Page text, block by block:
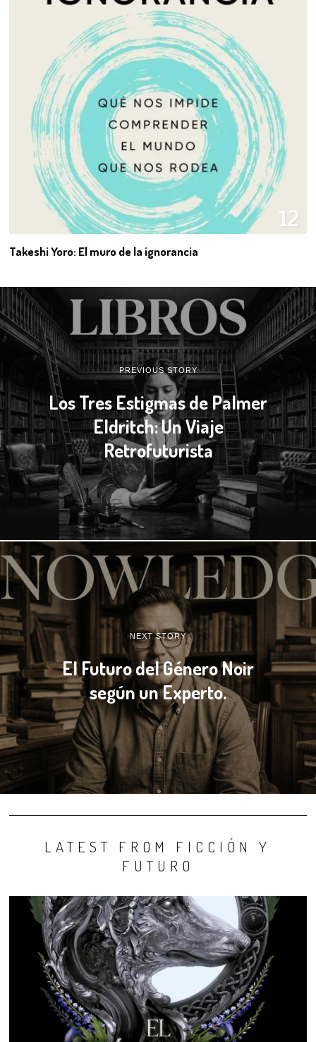
12
Takeshi Yoro: El muro de la ignorancia
PREVIOUS STORY
Los Tres Estigmas de Palmer
Eldritch: Un Viaje
Retrofuturista
NEXT STORY
El Futuro del Género Noir
según un Experto.
LATEST FROM FICCIÓN Y
FUTURO